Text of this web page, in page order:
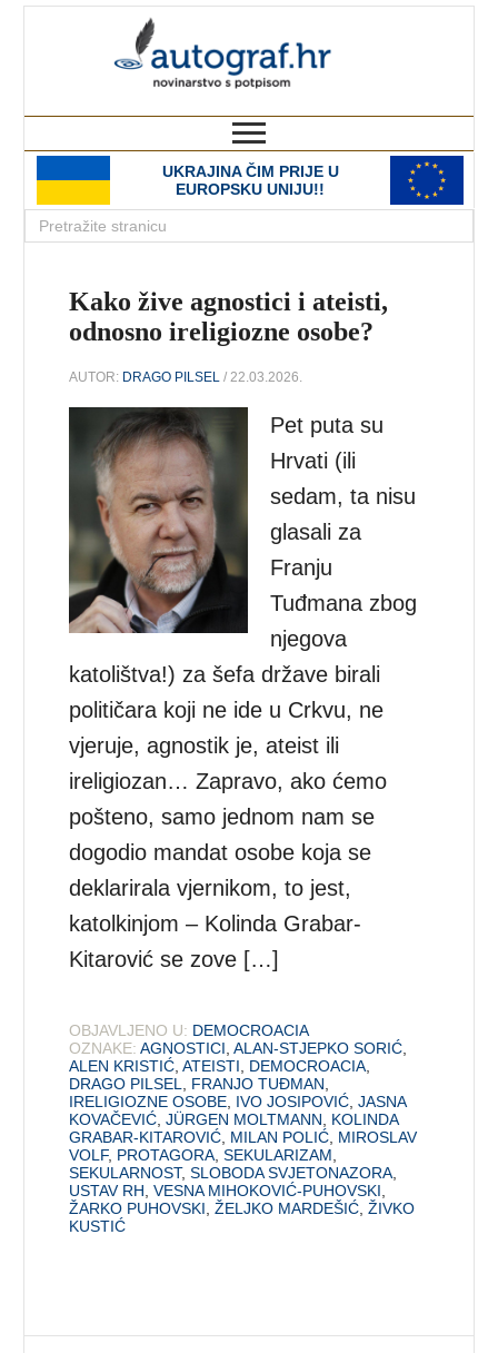
UKRAJINA ČIM PRIJE U
EUROPSKU UNIJU!!
Kako žive agnostici i ateisti,
odnosno ireligiozne osobe?
AUTOR: DRAGO PILSEL / 22.03.2026.
Pet puta su
Hrvati (ili
sedam, ta nisu
glasali za
Franju
Tuđmana zbog
njegova
katolištva!) za šefa države birali
političara koji ne ide u Crkvu, ne
vjeruje, agnostik je, ateist ili
ireligiozan… Zapravo, ako ćemo
pošteno, samo jednom nam se
dogodio mandat osobe koja se
deklarirala vjernikom, to jest,
katolkinjom – Kolinda Grabar-
Kitarović se zove […]
OBJAVLJENO U: DEMOCROACIA
OZNAKE: AGNOSTICI ,ALAN-STJEPKO SORIĆ
ALEN KRISTIĆ ,ATEISTI DEMOCROACIA
DRAGO PILSEL
FRANJO TUĐMAN
IRELIGIOZNE OSOBE IVO JOSIPOVIĆ ,JASNA
KOVAČEVIĆ ,JÜRGEN MOLTMANN
KOLINDA
GRABAR-KITAROVIĆ MILAN POLIĆ MIROSLAV
VOLF, PROTAGORA ,SEKULARIZAM
SEKULARNOST,SLOBODA SVJETONAZORA
USTAV RH ,VESNA MIHOKOVIĆ-PUHOVSKI
ŽARKO PUHOVSKI ,ŽELJKO MARDEŠIĆ ,ŽIVKO
KUSTIĆ